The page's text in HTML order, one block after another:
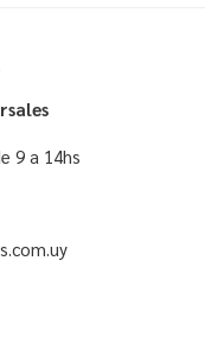
9 a 14hs